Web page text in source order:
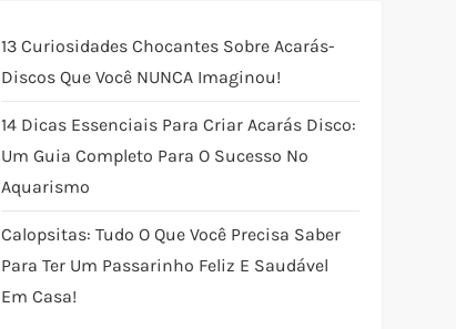
13 Curiosidades Chocantes Sobre Acarás-
Discos Que Você NUNCA Imaginou!
14 Dicas Essenciais Para Criar Acarás Disco:
Um Guia Completo Para O Sucesso No
Aquarismo
Calopsitas: Tudo O Que Você Precisa Saber
Para Ter Um Passarinho Feliz E Saudável
Em Casa!